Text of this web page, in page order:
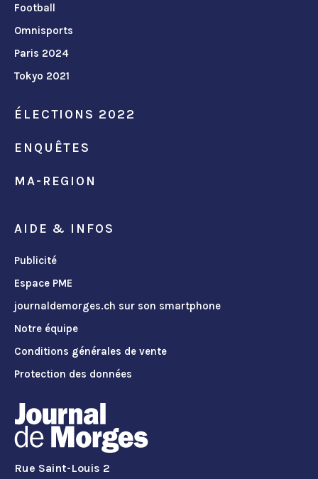
Football
Omnisports
Paris 2024
Tokyo 2021
ÉLECTIONS 2022
ENQUÊTES
MA-REGION
AIDE & INFOS
Publicité
Espace PME
journaldemorges.ch sur son smartphone
Notre équipe
Conditions générales de vente
Protection des données
Rue Saint-Louis 2